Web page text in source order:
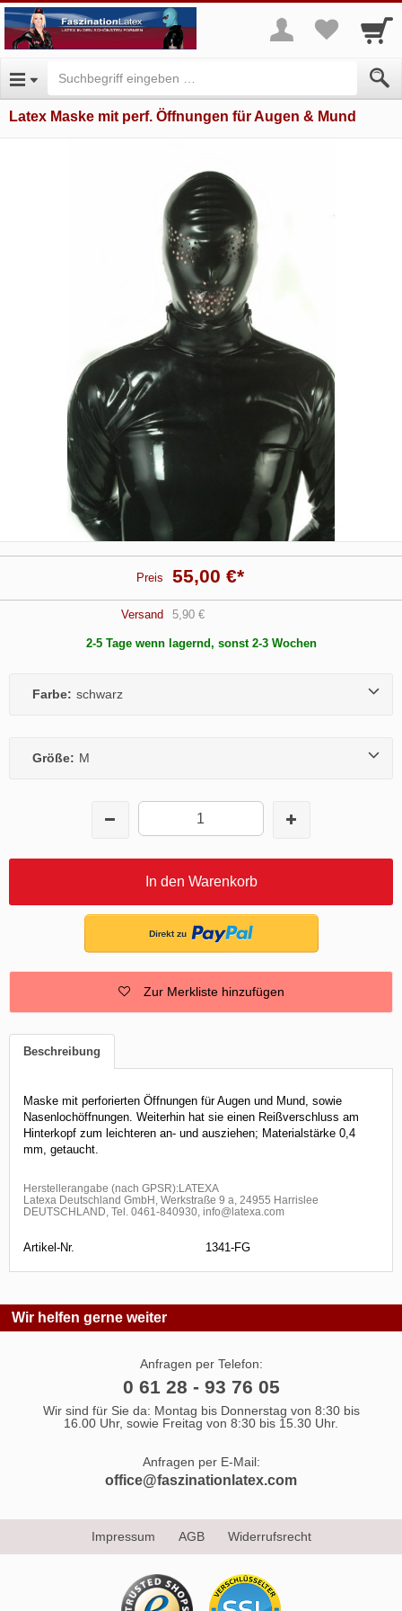
Latex Maske mit perf. Öffnungen für Augen & Mund
Preis 55,00 €*
Versand 5,90 €
2-5 Tage wenn lagernd, sonst 2-3 Wochen
Farbe: schwarz
Größe: M
In den Warenkorb
Zur Merkliste hinzufügen
Beschreibung
Maske mit perforierten Öffnungen für Augen und Mund, sowie
Nasenlochöffnungen. Weiterhin hat sie einen Reißverschluss am
Hinterkopf zum leichteren an- und ausziehen; Materialstärke 0,4
mm, getaucht.
Herstellerangabe (nach GPSR):LATEXA
Latexa Deutschland GmbH, Werkstraße 9 a, 24955 Harrislee
DEUTSCHLAND, Tel. 0461-840930, info@latexa.com
Artikel-Nr. 1341-FG
Wir helfen gerne weiter
Anfragen per Telefon:
0 61 28 - 93 76 05
Wir sind für Sie da: Montag bis Donnerstag von 8:30 bis
16.00 Uhr, sowie Freitag von 8:30 bis 15.30 Uhr.
Anfragen per E-Mail:
office@faszinationlatex.com
Impressum AGB Widerrufsrecht